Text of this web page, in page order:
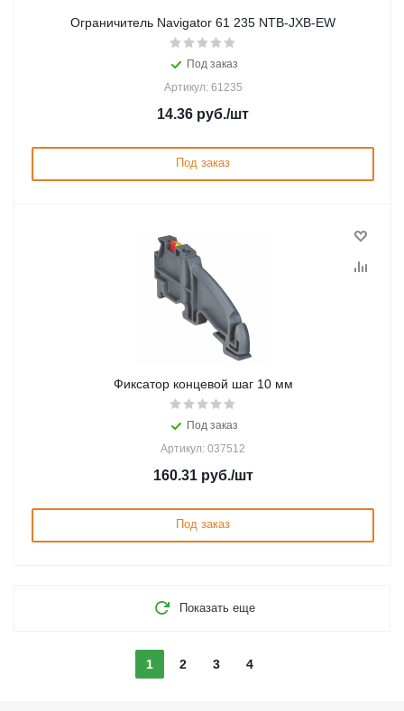
Ограничитель Navigator 61 235 NTB-JXB-EW
Под заказ
Артикул: 61235
14.36 руб./шт
Под заказ
Фиксатор концевой шаг 10 мм
Под заказ
Артикул: 037512
160.31руб./шт
Под заказ
Показать еще
1 2 3 4